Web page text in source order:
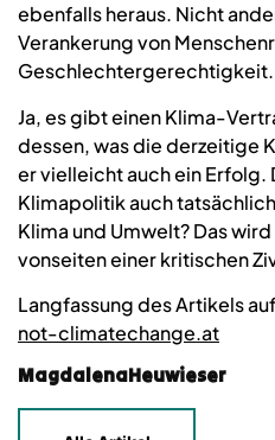
ebenfalls heraus. Nicht
Verankerung von
Geschlechtergerechtigkeit.
Ja, es gibt einen Klima-
dessen, was die derzeitige
er vielleicht auch ein Erfolg.
Klimapolitik auch
Klima und Umwelt? Das
vonseiten einer kritischen
Langfassung des Artikels
not-climatechange.at
MagdalenaHeuwieser